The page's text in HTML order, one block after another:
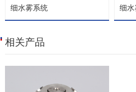
细水雾系统 细
相关产品